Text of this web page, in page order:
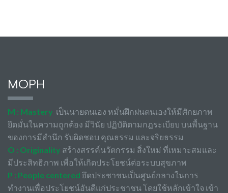
MOPH
M : Mastery เป็นนายตนเอง หมั่นฝึกฝนตนเองให้มีศักยภาพ
ยึดมั่นในความถูกต้อง มีวินัย ปฏิบัติตามกฎระเบียบ บนพื้นฐาน
ของการมีสำนึก รับผิดชอบ คุณธรรม และจริยธรรม
O : Originality สร้างสรรค์นวัตกรรม สิ่งใหม่ ที่เหมาะสมและ
มีประสิทธิภาพ เพื่อให้เกิดประโยชน์ต่อระบบสุขภาพ
P : People centered ยึดประชาชนเป็นศูนย์กลางในการ
ทำงานเพื่อประโยชน์อันดีแก่ประชาชน โดยใช้หลักเข้าใจ เข้า